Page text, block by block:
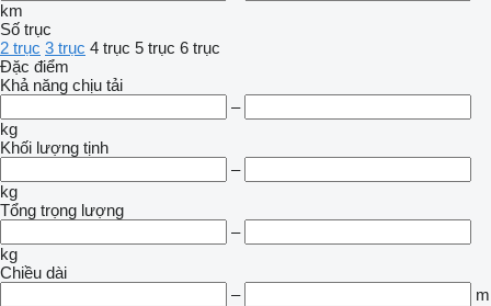
km
Số trục
2 trục 3 trục 4 trục 5 trục 6 trục
Đặc điểm
Khả năng chịu tải
–
kg
Khối lượng tịnh
–
kg
Tổng trọng lượng
–
kg
Chiều dài
–
m